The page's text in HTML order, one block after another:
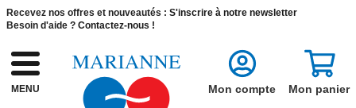
Recevez nos offres et nouveautés : S'inscrire à notre newsletter
Besoin d'aide ? Contactez-nous !
MENU Mon compte Mon panier